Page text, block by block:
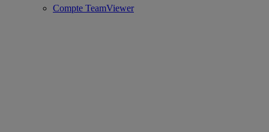
Compte TeamViewer